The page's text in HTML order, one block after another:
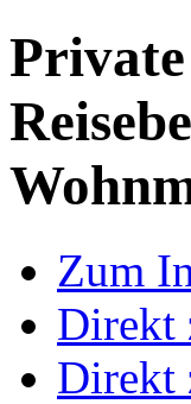
Zum
Direkt
Direkt